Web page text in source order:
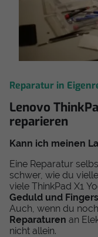
Reparatur in
Lenovo
reparieren
Kann ich meinen
Eine Reparatur
schwer, wie du
viele ThinkPad X1
Geduld und
Auch, wenn du
Reparaturen an
nicht allein.